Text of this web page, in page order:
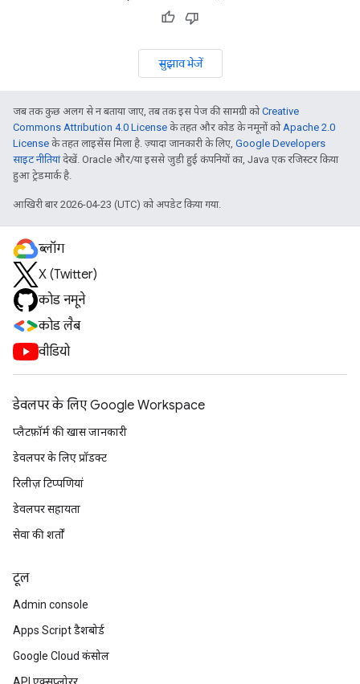
सुझाव भेजें
जब तक कुछ अलग से न बताया जाए, तब तक इस पेज की सामग्री कोCreative
Commons Attribution 4.0 License के तहत और कोड के नमूनों कोApache 2.0
License के तहत लाइसेंस मिला है. ज़्यादा जानकारी के लिए, Google Developers
साइट नीतियांदेखें. Oracle और/या इससे जुड़ी हुई कंपनियों का, Java एक रजिस्टर किया
हुआ ट्रेडमार्क है.
आखिरी बार 2026-04-23 (UTC) को अपडेट किया गया.
ब्लॉग
X (Twitter)
कोड नमूने
कोड लैब
वीडियो
डेवलपर के लिए Google Workspace
प्लैटफ़ॉर्म की खास जानकारी
डेवलपर के लिए प्रॉडक्ट
रिलीज़ टिप्पणियां
डेवलपर सहायता
सेवा की शर्तों
टूल
Admin console
Apps Script डैशबोर्ड
Google Cloud कंसोल